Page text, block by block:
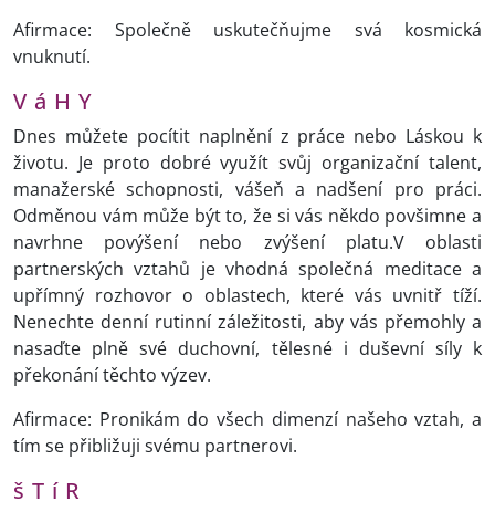
Afirmace: Společně uskutečňujme svá kosmická
vnuknutí.
V á H Y
Dnes můžete pocítit naplnění z práce nebo Láskou k
životu. Je proto dobré využít svůj organizační talent,
manažerské schopnosti, vášeň a nadšení pro práci.
Odměnou vám může být to, že si vás někdo povšimne a
navrhne povýšení nebo zvýšení platu.V oblasti
partnerských vztahů je vhodná společná meditace a
upřímný rozhovor o oblastech, které vás uvnitř tíží.
Nenechte denní rutinní záležitosti, aby vás přemohly a
nasaďte plně své duchovní, tělesné i duševní síly k
překonání těchto výzev.
Afirmace: Pronikám do všech dimenzí našeho vztah, a
tím se přibližuji svému partnerovi.
š T í R